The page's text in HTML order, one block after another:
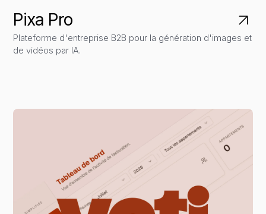
Pixa Pro
Plateforme d'entreprise B2B pour la génération d'images et
de vidéos par IA.